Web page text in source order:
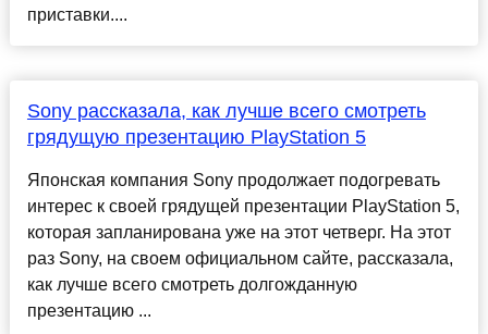
приставки....
Sony рассказала, как лучше всего смотреть
грядущую презентацию PlayStation 5
Японская компания Sony продолжает подогревать
интерес к своей грядущей презентации PlayStation 5,
которая запланирована уже на этот четверг. На этот
раз Sony, на своем официальном сайте, рассказала,
как лучше всего смотреть долгожданную
презентацию ...